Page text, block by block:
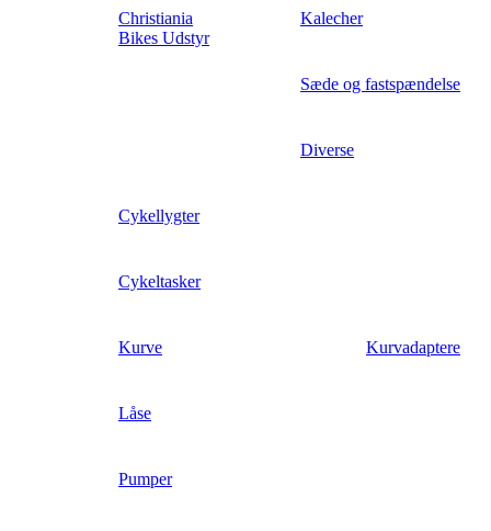
Christiania
Bikes Udstyr
Kalecher
Sæde og fastspændelse
Diverse
Cykellygter
Cykeltasker
Kurve Kurvadaptere
Låse
Pumper